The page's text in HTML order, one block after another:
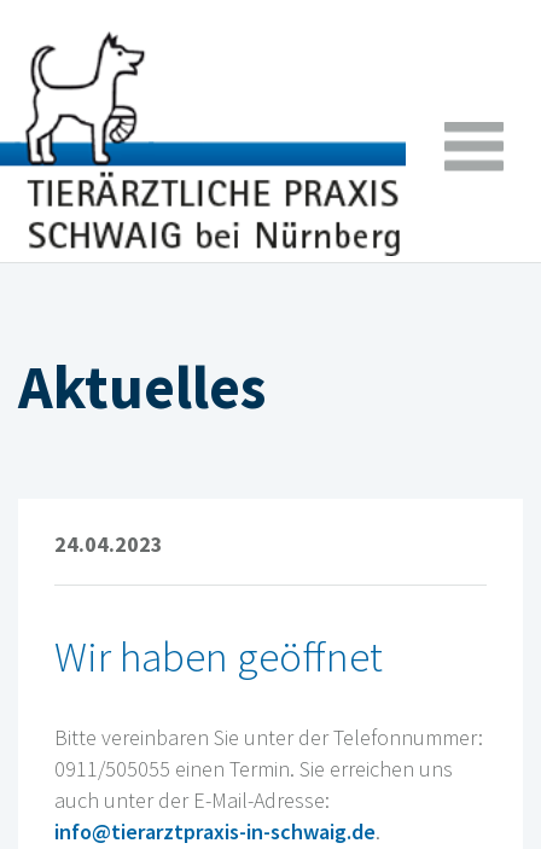
Aktuelles
24.04.2023
Wir haben geöffnet
Bitte vereinbaren Sie unter der Telefonnummer:
0911/505055 einen Termin. Sie erreichen uns
auch unter der E-Mail-Adresse:
info@tierarztpraxis-in-schwaig.de.